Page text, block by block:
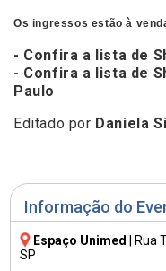
Informação do
Espaço Unimed Rua
SP
Os ingressos estão à
- Confira a lista de
- Confira a lista de
Paulo
Editado por Daniela